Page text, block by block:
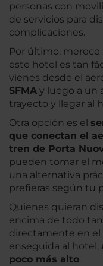
personas con
de servicios para
complicaciones.
Por último,
este hotel es tan
vienes desde el
SFMA y luego a un
trayecto y llegar al
Otra opción es el
que conectan el
tren de Porta
pueden tomar el
una alternativa
prefieras según tu
Quienes quieran
encima de todo
directamente en el
enseguida al hotel,
poco más alto.